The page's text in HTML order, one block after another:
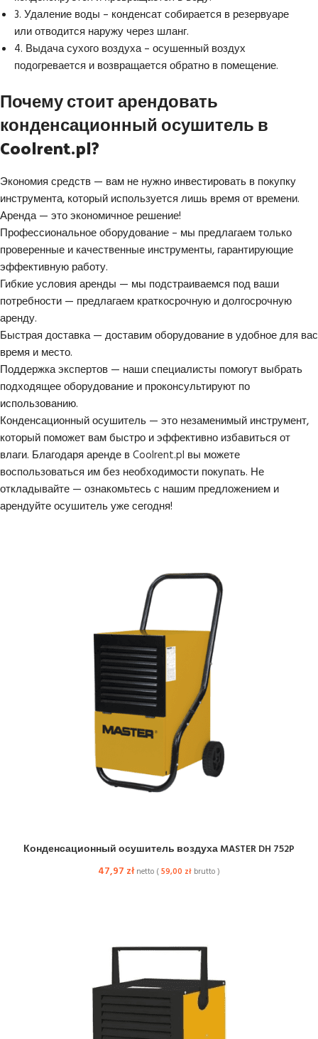
3. Удаление воды – конденсат собирается в резервуаре
или отводится наружу через шланг.
4. Выдача сухого воздуха – осушенный воздух
подогревается и возвращается обратно в помещение.
Почему стоит арендовать
конденсационный осушитель в
Coolrent.pl?
Экономия средств — вам не нужно инвестировать в покупку
инструмента, который используется лишь время от времени.
Аренда — это экономичное решение!
Профессиональное оборудование – мы предлагаем только
проверенные и качественные инструменты, гарантирующие
эффективную работу.
Гибкие условия аренды — мы подстраиваемся под ваши
потребности — предлагаем краткосрочную и долгосрочную
аренду.
Быстрая доставка — доставим оборудование в удобное для вас
время и место.
Поддержка экспертов — наши специалисты помогут выбрать
подходящее оборудование и проконсультируют по
использованию.
Конденсационный осушитель — это незаменимый инструмент,
который поможет вам быстро и эффективно избавиться от
влаги. Благодаря аренде вCoolrent.pl вы можете
воспользоваться им без необходимости покупать. Не
откладывайте — ознакомьтесь с нашим предложением и
арендуйте осушитель уже сегодня!
Конденсационный осушитель воздуха MASTER DH 752P
47,97 zł netto (59,00 zł brutto )